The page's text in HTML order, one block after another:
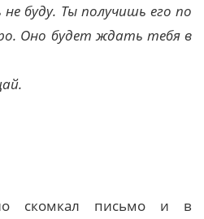
буду. Ты получишь его по
Оно будет ждать тебя в
скомкал письмо и в